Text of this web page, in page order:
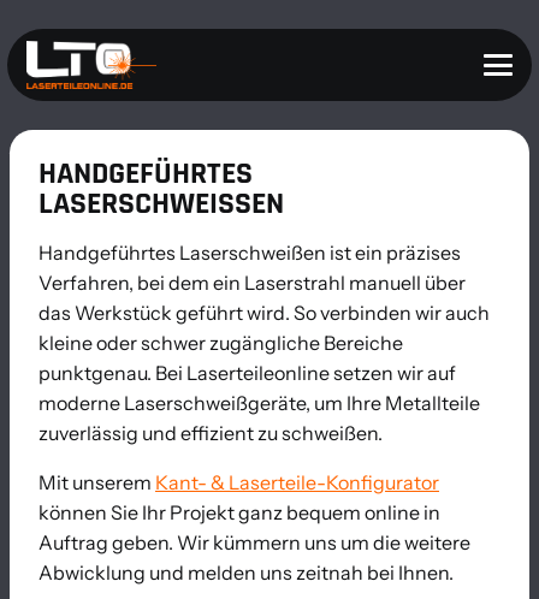
HANDGEFÜHRTES
LASERSCHWEISSEN
Handgeführtes Laserschweißen ist ein präzises
Verfahren, bei dem ein Laserstrahl manuell über
das Werkstück geführt wird. So verbinden wir auch
kleine oder schwer zugängliche Bereiche
punktgenau. Bei Laserteileonline setzen wir auf
moderne Laserschweißgeräte, um Ihre Metallteile
zuverlässig und effizient zu schweißen.
Mit unserem Kant- & Laserteile-Konfigurator
können Sie Ihr Projekt ganz bequem online in
Auftrag geben. Wir kümmern uns um die weitere
Abwicklung und melden uns zeitnah bei Ihnen.